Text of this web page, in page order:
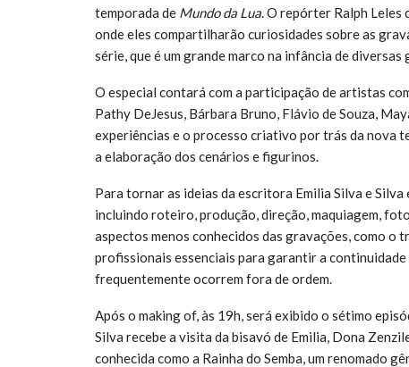
temporada de Mundo da Lua. O repórter Ralph Leles
onde eles compartilharão curiosidades sobre as
série, que é um grande marco na infância de diversas
O especial contará com a participação de artistas
Pathy DeJesus, Bárbara Bruno, Flávio de Souza,
experiências e o processo criativo por trás da nova
a elaboração dos cenários e figurinos.
Para tornar as ideias da escritora Emilia Silva e
incluindo roteiro, produção, direção, maquiagem,
aspectos menos conhecidos das gravações, como
profissionais essenciais para garantir a continuidade
frequentemente ocorrem fora de ordem.
Após o making of, às 19h, será exibido o sétimo
Silva recebe a visita da bisavó de Emilia, Dona
conhecida como a Rainha do Semba, um renomado